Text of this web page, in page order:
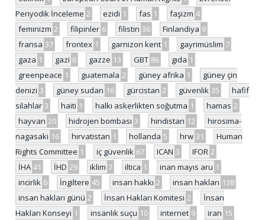
Periyodik İnceleme 2 ezidi 1 fas 1 faşizm 4
feminizm 2 filipinler 6 filistin 36 Finlandiya 9
fransa 37 frontex 1 garnizon kent 1 gayrimüslim 7
gaza 1 gazi 6 gazze 13 GBT 86 gıda 1
greenpeace 1 guatemala 2 güney afrika 1
güney çin
denizi 3 güney sudan 16 gürcistan 2 güvenlik 35
hafif
silahlar 3 haiti 1 halkı askerlikten soğutma 1 hamas 2
hayvan 20 hidrojen bombası 3 hindistan 12
hirosima-
nagasaki 16 hırvatistan 1 hollanda 5 hrw 31
Human
Rights Committee 1 iç güvenlik 67 ICAN 3 IFOR 2
İHA 41 İHD 29 iklim 7 iltica 1 inan mayıs aru 1
incirlik 6 İngiltere 45 insan hakkı 2 insan hakları 138
insan hakları günü 2 İnsan Hakları Komitesi 2
İnsan
Hakları Konseyi 1 insanlık suçu 10 internet 9 iran 15